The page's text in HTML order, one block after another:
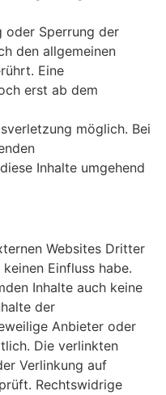
oder Sperrung der
den allgemeinen
Eine
erst ab dem
möglich. Bei
Inhalte umgehend
Websites Dritter
Einfluss habe.
Inhalte auch keine
der
Anbieter oder
Die verlinkten
Verlinkung auf
Rechtswidrige